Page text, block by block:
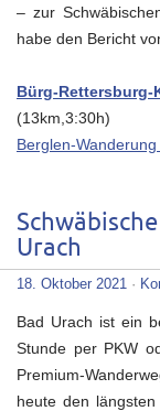
– zur
habe den Bericht
Bürg-
(13km,3:30h)
Berglen-
Urach
18. Oktober 2021 ·
Bad Urach ist ein
Stunde per PKW
Premium-
heute den